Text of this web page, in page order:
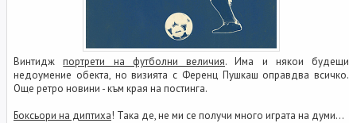
Винтиджпортрети на футболни величия. Има и някои будещи
недоумение обекта, но визията с Ференц Пушкаш оправдва всичко.
Още ретро новини - към края на постинга.
Боксьори на диптиха! Така де, не ми се получи много играта на думи...